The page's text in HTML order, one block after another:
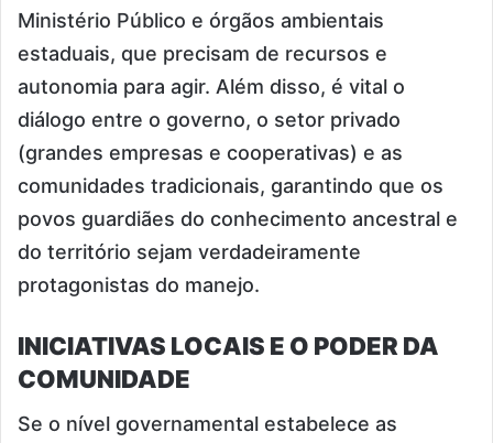
Ministério Público e órgãos ambientais
estaduais, que precisam de recursos e
autonomia para agir. Além disso, é vital o
diálogo entre o governo, o setor privado
(grandes empresas e cooperativas) e as
comunidades tradicionais, garantindo que os
povos guardiães do conhecimento ancestral e
do território sejam verdadeiramente
protagonistas do manejo.
INICIATIVAS LOCAIS E O PODER DA
COMUNIDADE
Se o nível governamental estabelece as